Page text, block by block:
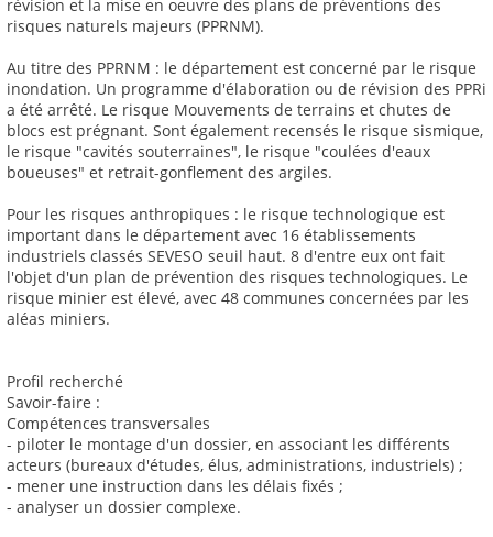
révision et la mise en oeuvre des plans de préventions des
risques naturels majeurs (PPRNM).
Au titre des PPRNM : le département est concerné par le risque
inondation. Un programme d'élaboration ou de révision des PPRi
a été arrêté. Le risque Mouvements de terrains et chutes de
blocs est prégnant. Sont également recensés le risque sismique,
le risque "cavités souterraines", le risque "coulées d'eaux
boueuses" et retrait-gonflement des argiles.
Pour les risques anthropiques : le risque technologique est
important dans le département avec 16 établissements
industriels classés SEVESO seuil haut. 8 d'entre eux ont fait
l'objet d'un plan de prévention des risques technologiques. Le
risque minier est élevé, avec 48 communes concernées par les
aléas miniers.
Profil recherché
Savoir-faire :
Compétences transversales
- piloter le montage d'un dossier, en associant les différents
acteurs (bureaux d'études, élus, administrations, industriels) ;
- mener une instruction dans les délais fixés ;
- analyser un dossier complexe.